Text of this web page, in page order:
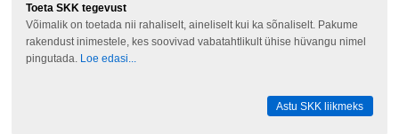
Toeta SKK tegevust
Võimalik on toetada nii rahaliselt, aineliselt kui ka sõnaliselt. Pakume
rakendust inimestele, kes soovivad vabatahtlikult ühise hüvangu nimel
pingutada.
Loe edasi...
Astu SKK liikmeks